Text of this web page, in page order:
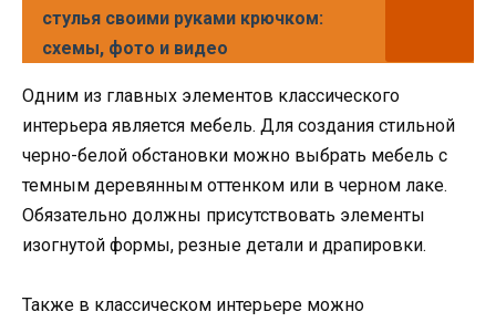
стулья своими руками крючком:
схемы, фото и видео
Одним из главных элементов классического
интерьера является мебель. Для создания стильной
черно-белой обстановки можно выбрать мебель с
темным деревянным оттенком или в черном лаке.
Обязательно должны присутствовать элементы
изогнутой формы, резные детали и драпировки.
Также в классическом интерьере можно